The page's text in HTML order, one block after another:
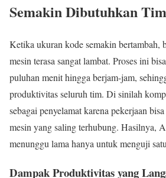
Semakin Dibutuhkan
Ketika ukuran kode semakin bertambah,
mesin terasa sangat lambat. Proses ini
puluhan menit hingga berjam-jam,
produktivitas seluruh tim. Di sinilah
sebagai penyelamat karena pekerjaan
mesin yang saling terhubung. Hasilnya,
menunggu lama hanya untuk menguji
Dampak Produktivitas yang